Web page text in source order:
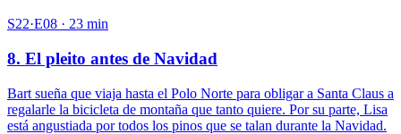
S22·E08 · 23 min
8. El pleito antes de Navidad
Bart sueña que viaja hasta el Polo Norte para obligar a Santa Claus a
regalarle la bicicleta de montaña que tanto quiere. Por su parte, Lisa
está angustiada por todos los pinos que se talan durante la Navidad.